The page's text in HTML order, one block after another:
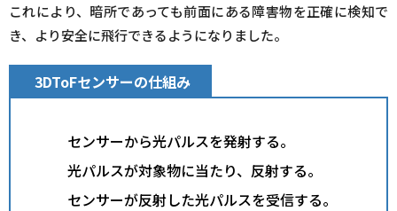
これにより、暗所であっても前面にある障害物を正確に検知で
き、より安全に飛行できるようになりました。
3DToFセンサーの仕組み
センサーから光パルスを発射する。
光パルスが対象物に当たり、反射する。
センサーが反射した光パルスを受信する。